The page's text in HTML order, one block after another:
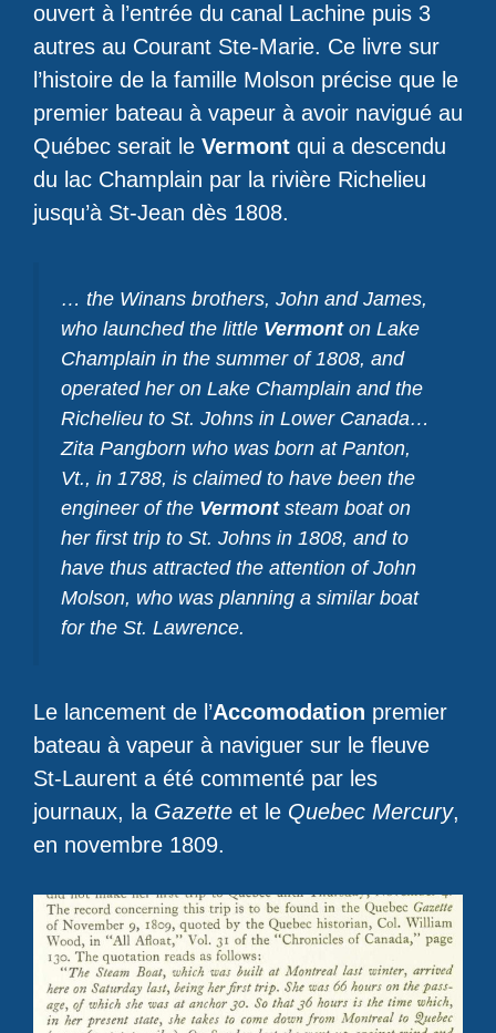
ouvert à l’entrée du canal Lachine puis 3
autres au Courant Ste-Marie. Ce livre sur
l’histoire de la famille Molson précise que le
premier bateau à vapeur à avoir navigué au
Québec serait le Vermont qui a descendu
du lac Champlain par la rivière Richelieu
jusqu’à St-Jean dès 1808.
… the Winans brothers, John and James,
who launched the little Vermonton Lake
Champlain in the summer of 1808, and
operated her on Lake Champlain and the
Richelieu to St. Johns in Lower Canada…
Zita Pangborn who was born at Panton,
Vt., in 1788, is claimed to have been the
engineer of the Vermontsteam boat on
her first trip to St. Johns in 1808, and to
have thus attracted the attention of John
Molson, who was planning a similar boat
for the St. Lawrence.
Le lancement de l’Accomodation premier
bateau à vapeur à naviguer sur le fleuve
St-Laurent a été commenté par les
journaux, la Gazette et le Quebec Mercury,
en novembre 1809.